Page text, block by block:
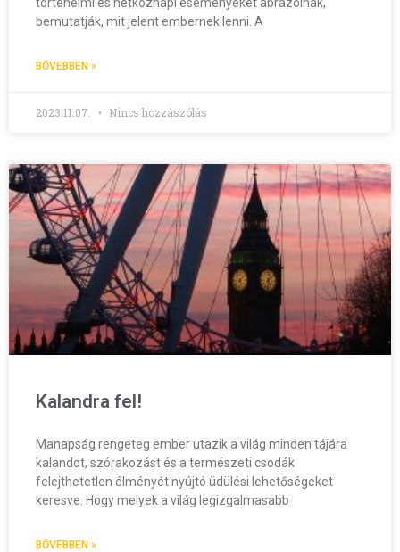
bemutatják, mit jelent embernek lenni. A
BŐVEBBEN »
2023.11.07. Nincs hozzászólás
Kalandra fel!
Manapság rengeteg ember utazik a világ minden tájára
kalandot, szórakozást és a természeti csodák
felejthetetlen élményét nyújtó üdülési lehetőségeket
keresve. Hogy melyek a világ legizgalmasabb
BŐVEBBEN »